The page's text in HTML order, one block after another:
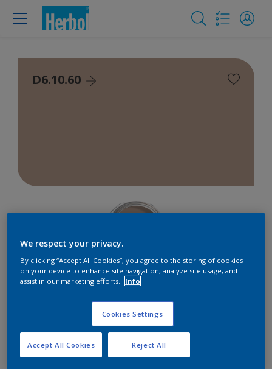
D6.10.60
Produkte in diesem Farbton finden
LOS GEHTS
We respect your privacy.
By clicking “Accept All Cookies”, you agree to the storing of cookies
on your device to enhance site navigation, analyze site usage, and
assist in our marketing efforts.
Info
Cookies Settings
Reject All
Accept All Cookies